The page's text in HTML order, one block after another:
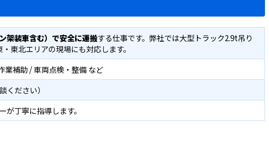
架装車含む）で安全に運搬する仕事です。弊社では大型トラック2.9t吊り
東北エリアの現場にも対応します。
業補助 / 車両点検・整備 など
ください）
丁寧に指導します。